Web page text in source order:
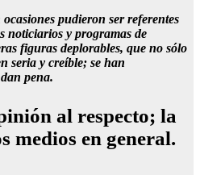
pudieron ser referentes
noticiarios y programas de
figuras deplorables, que no sólo
seria y creíble; se han
pena.
al respecto; la
medios en general.